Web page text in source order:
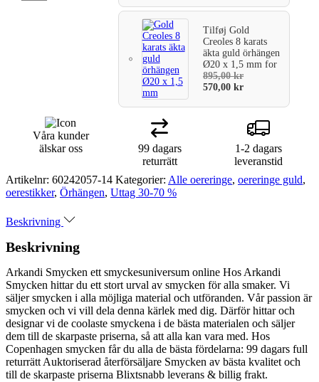
TilføjGold
Creoles 8 karats
äkta guld örhängen
Ø20 x 1,5 mmfor
895,00kr
570,00kr
Våra kunder
älskar oss
99 dagars
returrätt
1-2 dagars
leveranstid
Artikelnr: 60242057-14 Kategorier: Alle oereringe, oereringe guld,
oerestikker, Örhängen, Uttag 30-70 %
Beskrivning
Beskrivning
Arkandi Smycken ett smyckesuniversum online Hos Arkandi
Smycken hittar du ett stort urval av smycken för alla smaker. Vi
säljer smycken i alla möjliga material och utföranden. Vår passion är
smycken och vi vill dela denna kärlek med dig. Därför hittar och
designar vi de coolaste smyckena i de bästa materialen och säljer
dem till de skarpaste priserna, så att alla kan vara med. Hos
Copenhagen smycken får du alla de bästa fördelarna: 99 dagars full
returrätt Auktoriserad återförsäljare Smycken av bästa kvalitet och
till de skarpaste priserna Blixtsnabb leverans & billig frakt.